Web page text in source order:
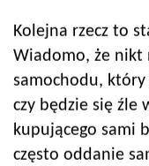
Kolejna rzecz to
Wiadomo, że nikt
samochodu,
czy będzie się źle
kupującego sami
często oddanie